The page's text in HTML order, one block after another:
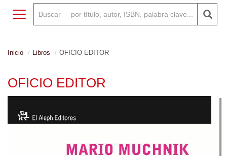
Toggle navigation
Inicio Libros OFICIO EDITOR
OFICIO EDITOR